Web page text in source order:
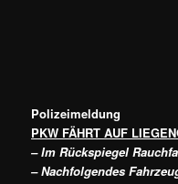
Polizeimeldung
PKW FÄHRT AUF
– Im Rückspiegel
– Nachfolgendes